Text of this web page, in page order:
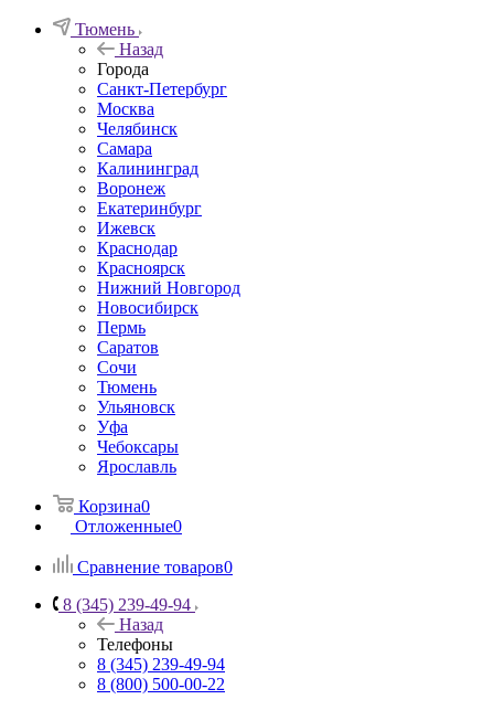
Тюмень
Назад
Города
Санкт-Петербург
Москва
Челябинск
Самара
Калининград
Воронеж
Екатеринбург
Ижевск
Краснодар
Красноярск
Нижний Новгород
Новосибирск
Пермь
Саратов
Сочи
Тюмень
Ульяновск
Уфа
Чебоксары
Ярославль
Корзина0
Отложенные0
Сравнение товаров0
8 (345) 239-49-94
Назад
Телефоны
8 (345) 239-49-94
8 (800) 500-00-22